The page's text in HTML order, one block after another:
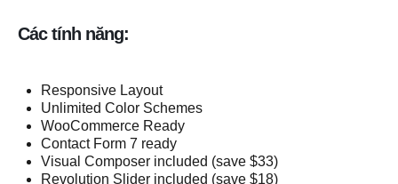
Các tính năng:
Responsive Layout
Unlimited Color Schemes
WooCommerce Ready
Contact Form 7 ready
Visual Composer included (save $33)
Revolution Slider included (save $18)